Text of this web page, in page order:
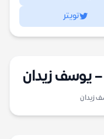
تويتر
يوسف زيدان
زيدان